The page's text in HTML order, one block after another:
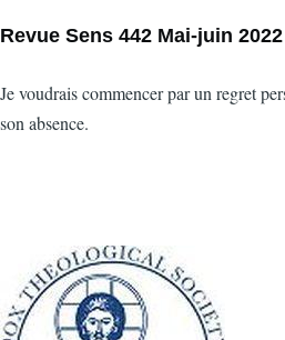
Revue Sens 442 Mai-juin 2022
Je voudrais commencer par un regret
son absence.